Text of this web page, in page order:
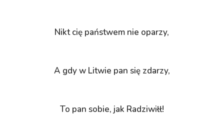
Nikt cię państwem nie oparzy,
A gdy w Litwie pan się zdarzy,
To pan sobie, jak Radziwiłł!